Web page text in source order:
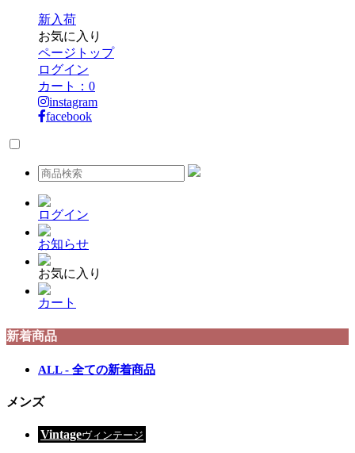
新入荷
お気に入り
ページトップ
ログイン
カート： 0
instagram
facebook
ログイン
お知らせ
お気に入り
カート
新着商品
ALL - 全ての新着商品
メンズ
Vintageヴィンテージ